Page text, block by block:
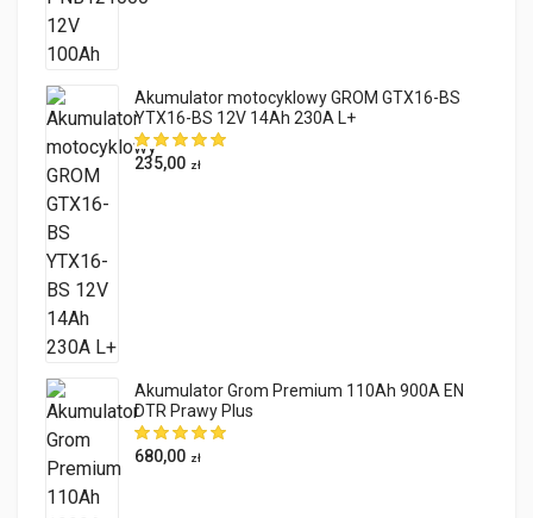
Akumulator motocyklowy GROM GTX16-BS
YTX16-BS 12V 14Ah 230A L+
235,00 zł
Akumulator Grom Premium 110Ah 900A EN
DTR Prawy Plus
680,00 zł